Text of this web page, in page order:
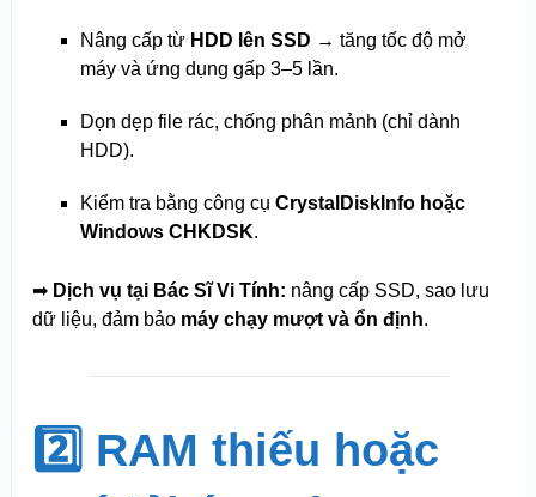
Nâng cấp từ HDD lên SSD → tăng tốc độ mở
máy và ứng dụng gấp 3–5 lần.
Dọn dẹp file rác, chống phân mảnh (chỉ dành
HDD).
Kiểm tra bằng công cụ CrystalDiskInfo hoặc
Windows CHKDSK.
➡ Dịch vụ tại Bác Sĩ Vi Tính: nâng cấp SSD, sao lưu
dữ liệu, đảm bảo máy chạy mượt và ổn định.
2️⃣ RAM thiếu hoặc